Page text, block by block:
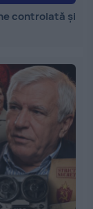
controlată și